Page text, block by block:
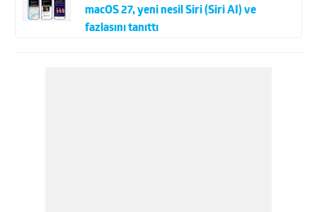
macOS 27, yeni nesil Siri (Siri AI) ve
fazlasını tanıttı